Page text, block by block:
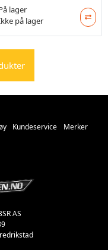
lager
på lager
Kundeservice
Merker
AS